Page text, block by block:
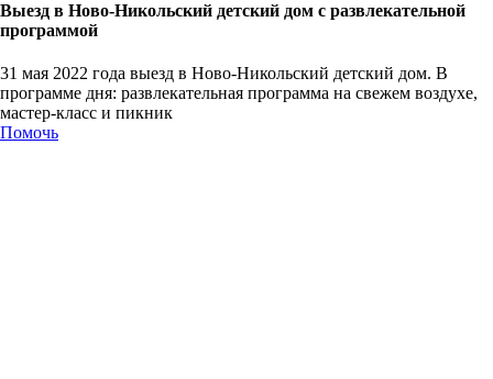
Выезд в Ново-Никольский детский дом с развлекательной
программой
31 мая 2022 года выезд в Ново-Никольский детский дом. В
программе дня: развлекательная программа на свежем воздухе,
мастер-класс и пикник
Помочь